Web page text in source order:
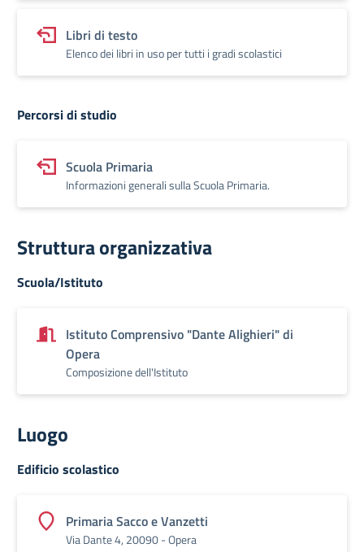
Libri di testo
Elenco dei libri in uso per tutti i gradi scolastici
Percorsi di studio
Scuola Primaria
Informazioni generali sulla Scuola Primaria.
Struttura organizzativa
Scuola/Istituto
Istituto Comprensivo "Dante Alighieri" di
Opera
Composizione dell'Istituto
Luogo
Edificio scolastico
Primaria Sacco e Vanzetti
Via Dante 4, 20090 - Opera